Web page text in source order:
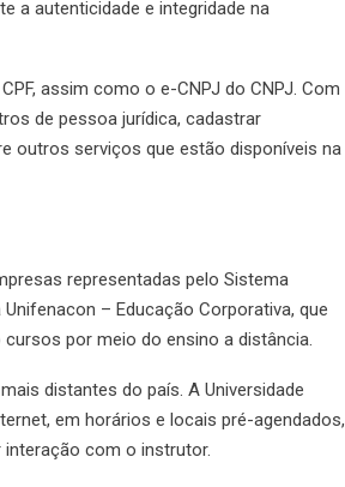
a autenticidade e integridade na
assim como o e-CNPJ do CNPJ. Com
de pessoa jurídica, cadastrar
outros serviços que estão disponíveis na
representadas pelo Sistema
– Educação Corporativa, que
por meio do ensino a distância.
distantes do país. A Universidade
em horários e locais pré-agendados,
com o instrutor.